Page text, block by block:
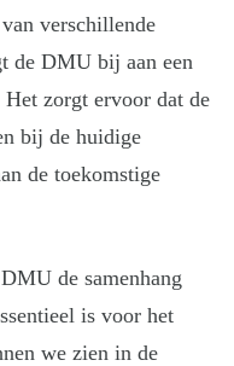
verschillende
de DMU bij aan een
zorgt ervoor dat de
bij de huidige
de toekomstige
de samenhang
is voor het
we zien in de